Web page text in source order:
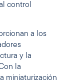
control
a los
y la
la
miniaturización